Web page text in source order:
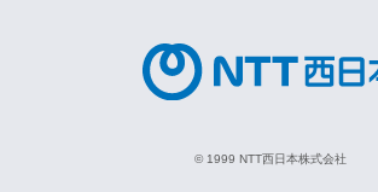
© 1999 NTT西日本株式会社